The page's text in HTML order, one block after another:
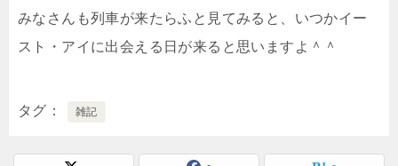
みなさんも列車が来たらふと見てみると、いつかイー
スト・アイに出会える日が来ると思いますよ＾＾
タグ 雑記